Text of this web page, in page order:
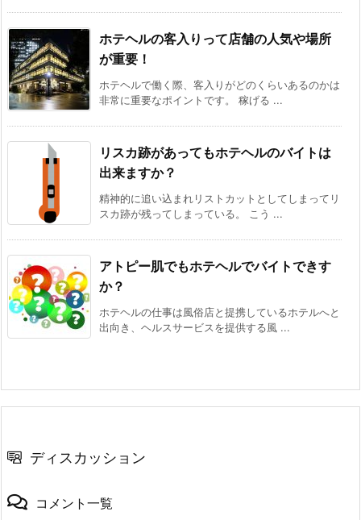
ホテヘルの客入りって店舗の人気や場所
が重要！
ホテヘルで働く際、客入りがどのくらいあるのかは
非常に重要なポイントです。 稼げる ...
リスカ跡があってもホテヘルのバイトは
出来ますか？
精神的に追い込まれリストカットとしてしまってリ
スカ跡が残ってしまっている。 こう ...
アトピー肌でもホテヘルでバイトできす
か？
ホテヘルの仕事は風俗店と提携しているホテルへと
出向き、ヘルスサービスを提供する風 ...
ディスカッション
コメント一覧